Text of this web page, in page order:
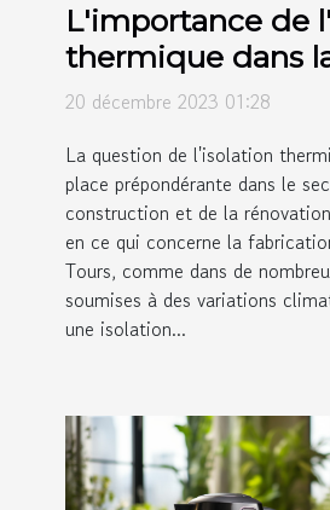
L'importance de
thermique dans
fabrication de
20 décembre 2023 01:28
La question de l'isolation
place prépondérante dans le
construction et de la
en ce qui concerne la
Tours, comme dans de
soumises à des variations
une isolation...